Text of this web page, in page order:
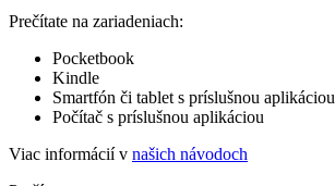
Prečítate na zariadeniach:
Pocketbook
Kindle
Smartfón či tablet s príslušnou aplikáciou
Počítač s príslušnou aplikáciou
Viac informácií v našich návodoch